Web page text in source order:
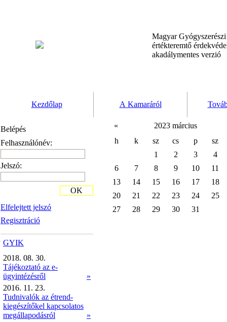
Magyar
értékteremtő
akadálymentes verzió
Kezdőlap A Kamaráról
Belépés
Felhasználónév:
Jelszó:
Elfelejtett jelszó
Regisztráció
OK
GYIK
2018. 08. 30.
Tájékoztató az e-
ügyintézésről
»
2016. 11. 23.
Tudnivalók az étrend-
kiegészítőkel kapcsolatos
megállapodásról
»
«
2023 március
h
k sz cs p
sz
1
2 3
4
6
7 8 9 10
11
13
14 15 16 17
18
20
21 22 23 24
25
27
28 29 30 31